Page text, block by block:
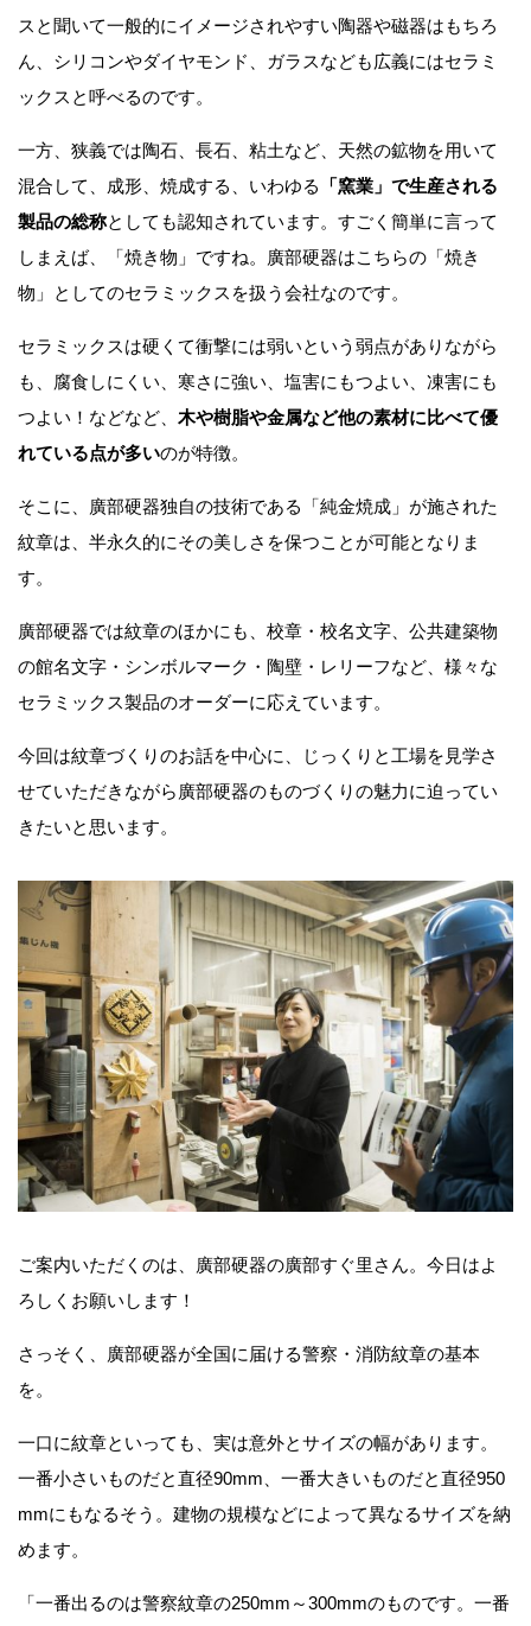
スと聞いて一般的にイメージされやすい陶器や磁器はもちろ
ん、シリコンやダイヤモンド、ガラスなども広義にはセラミ
ックスと呼べるのです。
一方、狭義では陶石、長石、粘土など、天然の鉱物を用いて
混合して、成形、焼成する、いわゆる
「窯業」で生産される
製品の総称としても認知されています。すごく簡単に言って
しまえば、「焼き物」ですね。廣部硬器はこちらの「焼き
物」としてのセラミックスを扱う会社なのです。
セラミックスは硬くて衝撃には弱いという弱点がありながら
も、腐食しにくい、寒さに強い、塩害にもつよい、凍害にも
つよい！などなど、 木や樹脂や金属など他の素材に比べて優
れている点が多いのが特徴。
そこに、廣部硬器独自の技術である「純金焼成」が施された
紋章は、半永久的にその美しさを保つことが可能となりま
す。
廣部硬器では紋章のほかにも、校章・校名文字、公共建築物
の館名文字・シンボルマーク・陶壁・レリーフなど、様々な
セラミックス製品のオーダーに応えています。
今回は紋章づくりのお話を中心に、じっくりと工場を見学さ
せていただきながら廣部硬器のものづくりの魅力に迫ってい
きたいと思います。
ご案内いただくのは、廣部硬器の廣部すぐ里さん。今日はよ
ろしくお願いします！
さっそく、廣部硬器が全国に届ける警察・消防紋章の基本
を。
一口に紋章といっても、実は意外とサイズの幅があります。
一番小さいものだと直径90mm、一番大きいものだと直径950
mmにもなるそう。建物の規模などによって異なるサイズを納
めます。
「一番出るのは警察紋章の250mm～300mmのものです。一番